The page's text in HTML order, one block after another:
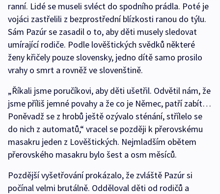
ranní. Lidé se museli svléct do spodního prádla. Poté je
vojáci zastřelili z bezprostřední blízkosti ranou do týlu.
Sám Pazúr se zasadil o to, aby děti musely sledovat
umírající rodiče. Podle lověštických svědků některé
ženy křičely pouze slovensky, jedno dítě samo prosilo
vrahy o smrt a rovněž ve slovenštině.
„Říkali jsme poručíkovi, aby děti ušetřil. Odvětil nám, že
jsme příliš jemné povahy a že co je Němec, patří zabít…
Poněvadž se z hrobů ještě ozývalo sténání, střílelo se
do nich z automatů,“ vracel se později k přerovskému
masakru jeden z Lověštických. Nejmladším obětem
přerovského masakru bylo šest a osm měsíců.
Pozdější vyšetřování prokázalo, že zvláště Pazúr si
počínal velmi brutálně. Odděloval děti od rodičů a